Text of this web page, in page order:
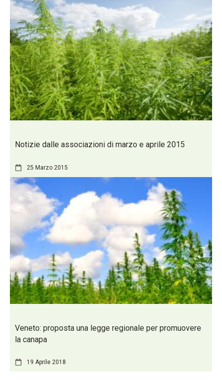
Notizie dalle associazioni di marzo e aprile 2015
25 Marzo 2015
Veneto: proposta una legge regionale per promuovere
la canapa
19 Aprile 2018